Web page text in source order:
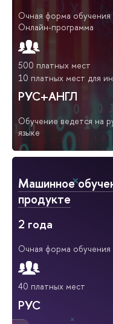
Очная форма обучения
Онлайн-программа
500 платных мест
10 платных мест для
РУС+АНГЛ
Обучение ведется на
языке
Машинное
продукте
2 года
Очная форма обучения
40 платных мест
РУС